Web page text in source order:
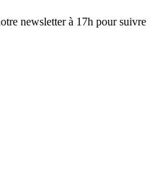
newsletter à 17h pour suivre